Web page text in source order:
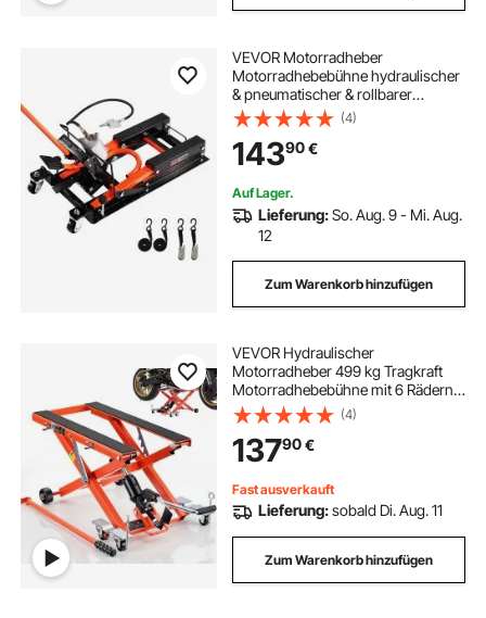
VEVOR Motorradheber
Motorradhebebühne hydraulischer
& pneumatischer & rollbarer
Motorradlift mit 119-381 mm
Höhenbereich, Fahrradreparatur-
Heber (680 kg belastbar) mit
abnehmbarer Rampe
(4)
14390€
Auf Lager.
Lieferung:So. Aug. 9 - Mi. Aug.
12
Zum Warenkorb hinzufügen
VEVOR Hydraulischer
Motorradheber 499 kg Tragkraft
Motorradhebebühne mit 6 Rädern
120–385 mm Höhenverstellbar
Hydraulik Heber Fußbedienung
Montagebock für Dirtbike ATV
Cruiser Motorradständer Orange
(4)
13790€
Fast ausverkauft
Lieferung:sobald Di. Aug. 11
Zum Warenkorb hinzufügen